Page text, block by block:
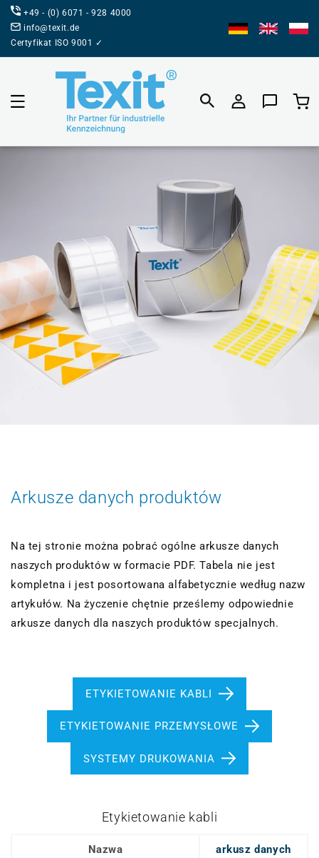
BEZPOŚREDNIO
DO TREŚCI
+49 - (0) 6071 - 928 4000
info@texit.de
Certyfikat ISO 9001 ✓
Koszyk
Arkusze danych produktów
Na tej stronie można pobrać ogólne arkusze danych
naszych produktów w formacie PDF. Tabela nie jest
kompletna i jest posortowana alfabetycznie według nazw
artykułów. Na życzenie chętnie prześlemy odpowiednie
arkusze danych dla naszych produktów specjalnych.
ETYKIETOWANIE KABLI
ETYKIETOWANIE PRZEMYSŁOWE
SYSTEMY DRUKOWANIA
Etykietowanie kabli
Nazwa arkusz danych